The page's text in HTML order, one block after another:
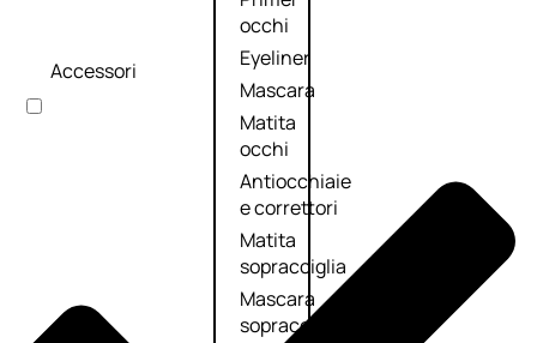
occhi
Eyeliner
Mascara
Matita
occhi
Antiocchiaie
e correttori
Matita
sopracciglia
Mascara
sopracciglia
Accessori